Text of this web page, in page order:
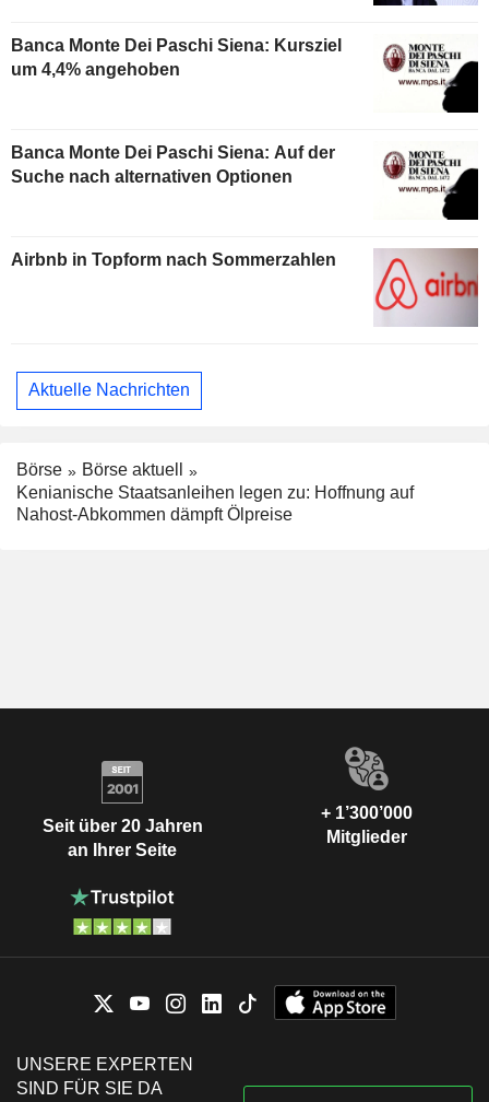
Banca Monte Dei Paschi Siena: Kursziel
um 4,4% angehoben
Banca Monte Dei Paschi Siena: Auf der
Suche nach alternativen Optionen
Airbnb in Topform nach Sommerzahlen
Aktuelle Nachrichten
Börse
Börse aktuell
Kenianische Staatsanleihen legen zu: Hoffnung auf
Nahost-Abkommen dämpft Ölpreise
Seit über 20 Jahren
an Ihrer Seite
+ 1’300’000
Mitglieder
UNSERE EXPERTEN
SIND FÜR SIE DA